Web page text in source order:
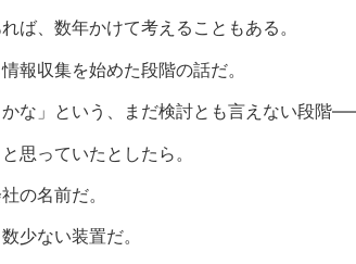
ば、数年かけて考えることもある。
報収集を始めた段階の話だ。
」という、まだ検討とも言えない段階
思っていたとしたら。
の名前だ。
少ない装置だ。